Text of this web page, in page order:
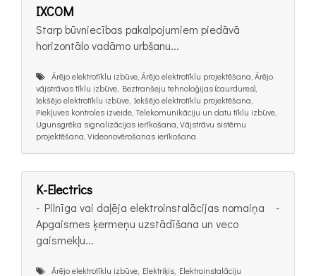
IXCOM
Starp būvniecības pakalpojumiem piedāvā
horizontālo vadāmo urbšanu...
Ārējo elektrotīklu izbūve, Ārējo elektrotīklu projektēšana, Ārējo
vājstrāvas tīklu izbūve, Beztranšeju tehnoloģijas (caurdures),
Iekšējo elektrotīklu izbūve, Iekšējo elektrotīklu projektēšana,
Piekļuves kontroles izveide, Telekomunikāciju un datu tīklu izbūve,
Ugunsgrēka signalizācijas ierīkošana, Vājstrāvu sistēmu
projektēšana, Videonovērošanas ierīkošana
K-Electrics
- Pilnīga vai daļēja elektroinstalācijas nomaiņa⠀ -
Apgaismes ķermeņu uzstādīšana un veco
gaismekļu...
Ārējo elektrotīklu izbūve, Elektriķis, Elektroinstalāciju